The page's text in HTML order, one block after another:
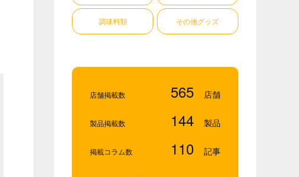
調味料類 その他グッズ
店舗掲載数 565
製品掲載数 144
掲載コラム数 110